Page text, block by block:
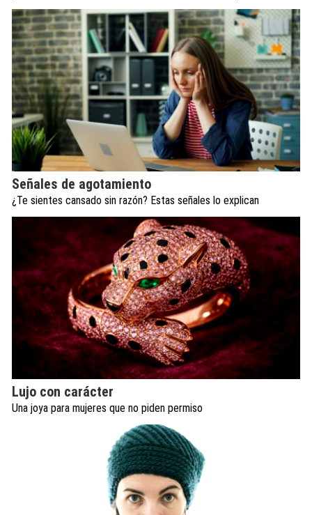
Señales de agotamiento
¿Te sientes cansado sin razón? Estas señales lo explican
Lujo con carácter
Una joya para mujeres que no piden permiso